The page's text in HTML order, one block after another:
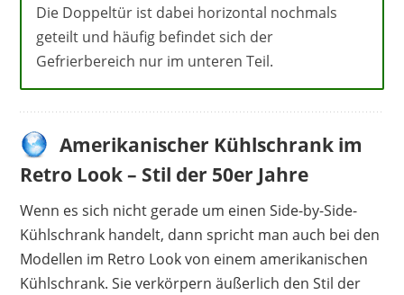
Die Doppeltür ist dabei horizontal nochmals
geteilt und häufig befindet sich der
Gefrierbereich nur im unteren Teil.
Amerikanischer Kühlschrank im
Retro Look – Stil der 50er Jahre
Wenn es sich nicht gerade um einen Side-by-Side-
Kühlschrank handelt, dann spricht man auch bei den
Modellen im Retro Look von einem amerikanischen
Kühlschrank. Sie verkörpern äußerlich den Stil der